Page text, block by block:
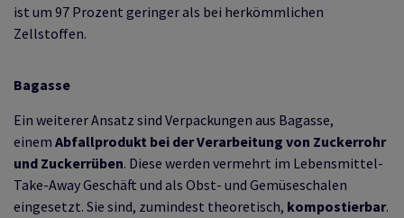
ist um 97 Prozent geringer als bei herkömmlichen
Zellstoffen.
Bagasse
Ein weiterer Ansatz sind Verpackungen aus Bagasse,
einem Abfallprodukt bei der Verarbeitung von Zuckerrohr
und Zuckerrüben. Diese werden vermehrt im Lebensmittel-
Take-Away Geschäft und als Obst- und Gemüseschalen
eingesetzt. Sie sind, zumindest theoretisch, kompostierbar.